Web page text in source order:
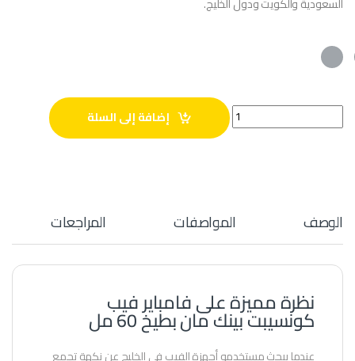
فامباير فيب كونسيبت بينك مان بطيخ 60 مل quantityإضافة إلى السلة
الوصف المواصفات المراجعات
نظرة مميزة على فامباير فيب
كونسيبت بينك مان بطيخ 60 مل
عندما يبحث مستخدمو أجهزة الفيب في الخليج عن نكهة تجمع